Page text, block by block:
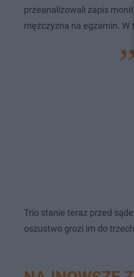
przeanalizowali zapis
mężczyzna na egzamin. W
Trio stanie teraz przed
oszustwo grozi im do